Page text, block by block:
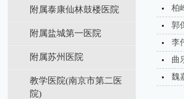
附属泰康仙林鼓楼医院
附属盐城第⼀医院
附属苏州医院
教学医院(南京市第二医
院)
柏
郭
李
曲
魏